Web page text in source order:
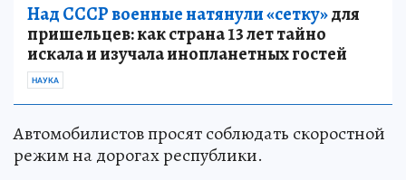
Над СССР военные натянули «сетку»для
пришельцев: как страна 13 лет тайно
искала и изучала инопланетных гостей
НАУКА
Автомобилистов просят соблюдать скоростной
режим на дорогах республики.